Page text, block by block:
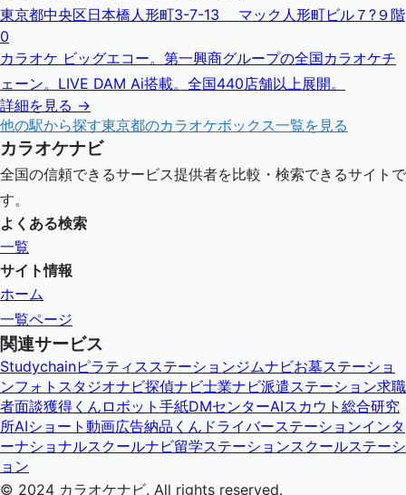
東京都中央区日本橋人形町3-7-13 マック人形町ビル７?９階
0
カラオケ ビッグエコー。第一興商グループの全国カラオケチ
ェーン。LIVE DAM Ai搭載。全国440店舗以上展開。
詳細を見る →
他の駅から探す東京都のカラオケボックス一覧を見る
カラオケナビ
全国の信頼できるサービス提供者を比較・検索できるサイトで
す。
よくある検索
一覧
サイト情報
ホーム
一覧ページ
関連サービス
Studychainピラティスステーションジムナビお墓ステーショ
ンフォトスタジオナビ探偵ナビ士業ナビ派遣ステーション求職
者面談獲得くん ロボット手紙DMセンターAIスカウト総合研究
所AIショート動画広告納品くん ドライバーステーションインタ
ーナショナルスクールナビ留学ステーションスクールステーシ
ョン
© 2024 カラオケナビ. All rights reserved.